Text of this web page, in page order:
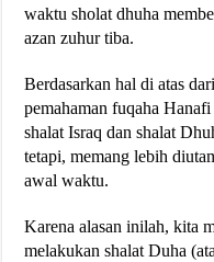
waktu sholat dhuha
azan zuhur tiba.
Berdasarkan hal di atas
pemahaman fuqaha
shalat Israq dan shalat
tetapi, memang lebih
awal waktu.
Karena alasan inilah, kita
melakukan shalat Duha